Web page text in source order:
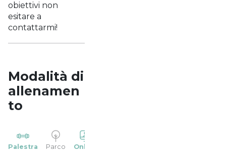
obiettivi non
esitare a
contattarmi!
Modalità di
allenamen
to
Palestra Parco Online